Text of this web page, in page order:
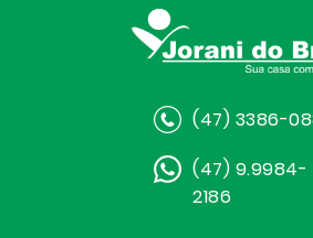
(47) 3386-
(47) 9.9984-
2186